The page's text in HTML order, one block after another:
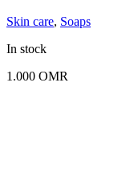
Skin care, Soaps
In stock
1.000 OMR